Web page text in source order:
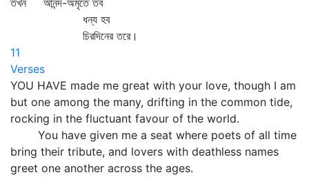
তখন আনন্দ-অমৃতে তব
ধন্য হব
চিরদিনের তরে।
11
Verses
YOU HAVE made me great with your love, though I am
but one among the many, drifting in the common tide,
rocking in the fluctuant favour of the world.
You have given me a seat where poets of all time
bring their tribute, and lovers with deathless names
greet one another across the ages.